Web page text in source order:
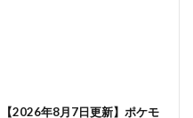
【2026年8月7日更新】ポケモ